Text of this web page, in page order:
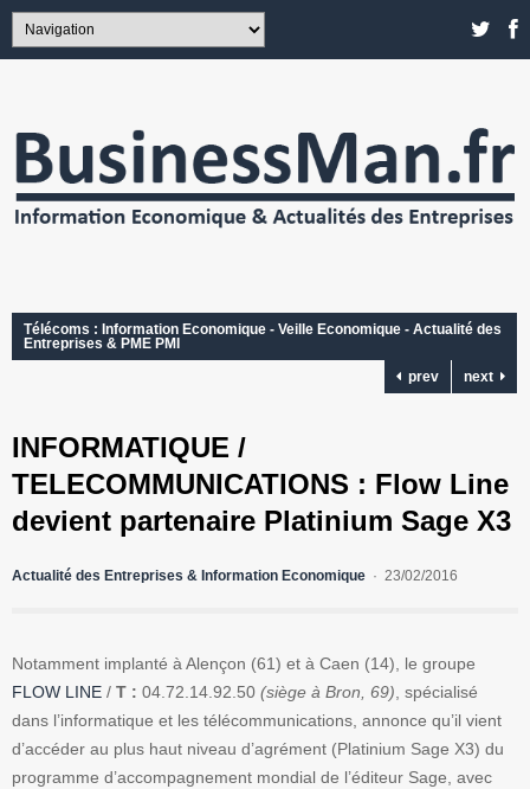
Télécoms : Information Economique - Veille Economique - Actualité des
Entreprises & PME PMI
prev
next
INFORMATIQUE /
TELECOMMUNICATIONS : Flow Line
devient partenaire Platinium Sage X3
Actualité des Entreprises & Information Economique 23/02/2016
Notamment implanté à Alençon (61) et à Caen (14), le groupe
FLOW LINE / T : 04.72.14.92.50 (siège à Bron, 69), spécialisé
dans l’informatique et les télécommunications, annonce qu’il vient
d’accéder au plus haut niveau d’agrément (Platinium Sage X3) du
programme d’accompagnement mondial de l’éditeur Sage, avec